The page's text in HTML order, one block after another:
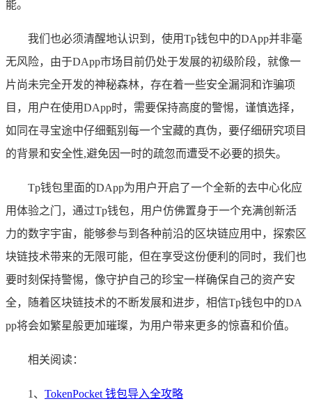
能。
我们也必须清醒地认识到，使用Tp钱包中的DApp并非毫
无风险，由于DApp市场目前仍处于发展的初级阶段，就像一
片尚未完全开发的神秘森林，存在着一些安全漏洞和诈骗项
目，用户在使用DApp时，需要保持高度的警惕，谨慎选择，
如同在寻宝途中仔细甄别每一个宝藏的真伪，要仔细研究项目
的背景和安全性,避免因一时的疏忽而遭受不必要的损失。
Tp钱包里面的DApp为用户开启了一个全新的去中心化应
用体验之门，通过Tp钱包，用户仿佛置身于一个充满创新活
力的数字宇宙，能够参与到各种前沿的区块链应用中，探索区
块链技术带来的无限可能，但在享受这份便利的同时，我们也
要时刻保持警惕，像守护自己的珍宝一样确保自己的资产安
全，随着区块链技术的不断发展和进步，相信Tp钱包中的DA
pp将会如繁星般更加璀璨，为用户带来更多的惊喜和价值。
相关阅读：
1、 TokenPocket 钱包导入全攻略